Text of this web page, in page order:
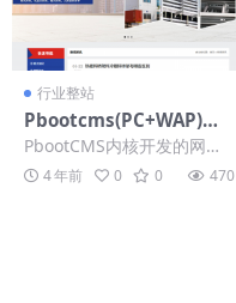
行业整站
Pbootcms(PC+WAP)电
缆桥架钢结构定制生产类
网站模板源码下载「亲测
源码」
PbootCMS内核开发的网站
模板，该模板适用于通用企
业网站、电缆桥架网站等企
4 年前 0 0 470